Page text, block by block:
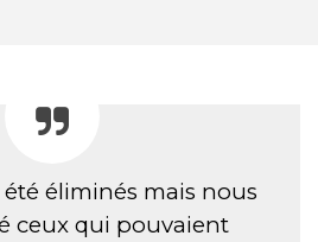
éliminés mais nous
ceux qui pouvaient